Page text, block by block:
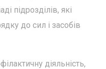
підрозділів, які
до сил і засобів
діяльність,